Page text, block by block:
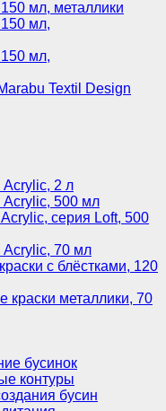
мл, металлики
мл,
мл,
Textil Design
Acrylic, 2 л
Acrylic, 500 мл
серия Loft, 500
Acrylic, 70 мл
с блёстками, 120
краски металлики, 70
бусинок
контуры
бусин